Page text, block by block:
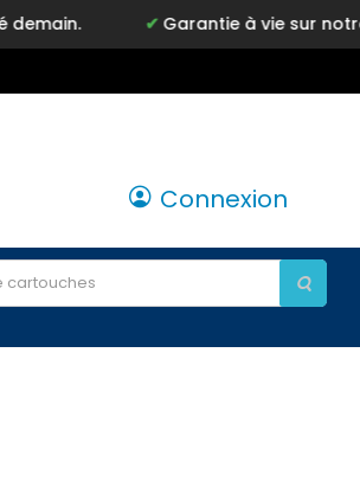
Garantie à vie sur notre
Connexion